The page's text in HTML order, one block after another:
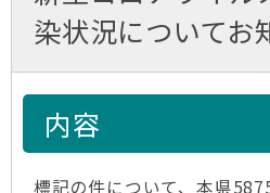
染状況についてお
内容
標記の件について、本県